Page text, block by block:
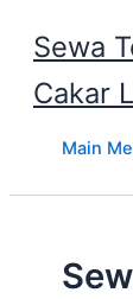
Sewa
Cakar
Main